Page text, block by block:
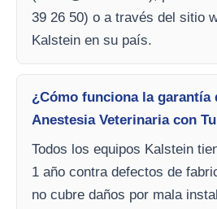
39 26 50) o a través del sitio
Kalstein en su país.
¿Cómo funciona la garantía
Anestesia Veterinaria con
Todos los equipos Kalstein
1 año contra defectos de
no cubre daños por mala